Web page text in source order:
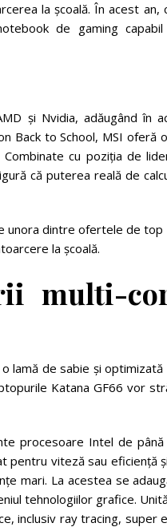
la școală. În acest
de gaming
și Nvidia, adăugând în
Back to School, MSI oferă
cu poziția de
că puterea reală de
unora dintre ofertele de top
la școală.
multi-
lamă de sabie și
Katana GF66 vor
procesoare Intel de
viteză sau eficiență
mari. La acestea se
tehnologiilor grafice.
inclusiv ray tracing, super